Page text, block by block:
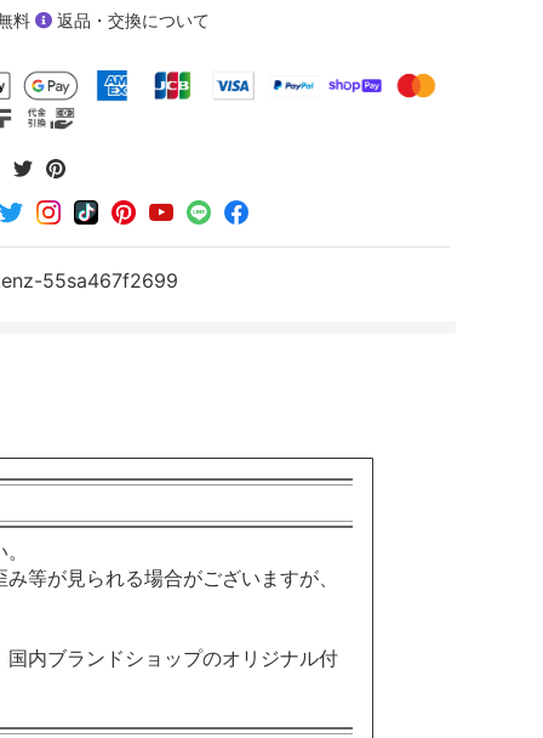
料 返品・交換について
Twitter
シ
ェ
ア
す
Pinterest
シ
ェ
ア
す
55sa467f2699
等が見られる場合がございますが、
内ブランドショップのオリジナル付